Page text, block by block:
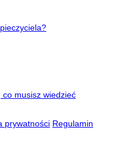
musisz wiedzieć
prywatności Regulamin